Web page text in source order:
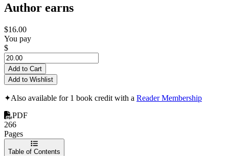
Author earns
$16.00
You pay
$
Add to Cart
Add to Wishlist
✦Also available for 1 book credit with a Reader Membership
PDF
266
Pages
Table of Contents